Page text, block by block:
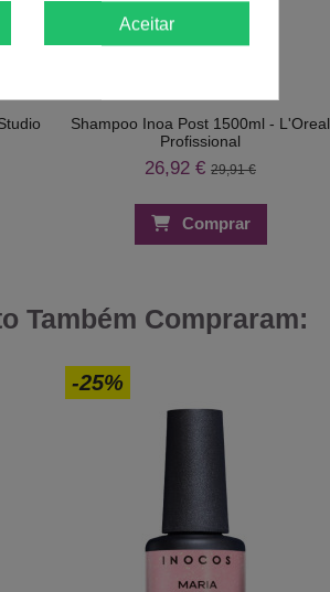
Shampoo Inoa Post 1500ml - L'Oreal
Profissional
26,92 €29,91 €
Comprar
Também Compraram:
-25%
Aceitar